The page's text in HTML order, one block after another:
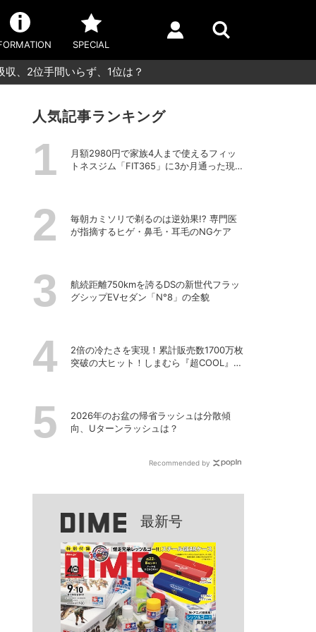
SPECIAL
、2位手間いらず、1位は？
人気記事ランキング
月額2980円で家族4人まで使えるフィッ
トネスジム「FIT365」に3か月通った現在
毎朝カミソリで剃るのは逆効果!? 専門医
が指摘するヒゲ・鼻毛・耳毛のNGケア
航続距離750kmを誇るDSの新世代フラッ
グシップEVセダン「N°8」の全貌
2倍の冷たさを実現！累計販売数1700万枚
突破の大ヒット！しまむら『超COOL』シ
2026年のお盆の帰省ラッシュは分散傾
向、Uターンラッシュは？
Recommended by
最新号